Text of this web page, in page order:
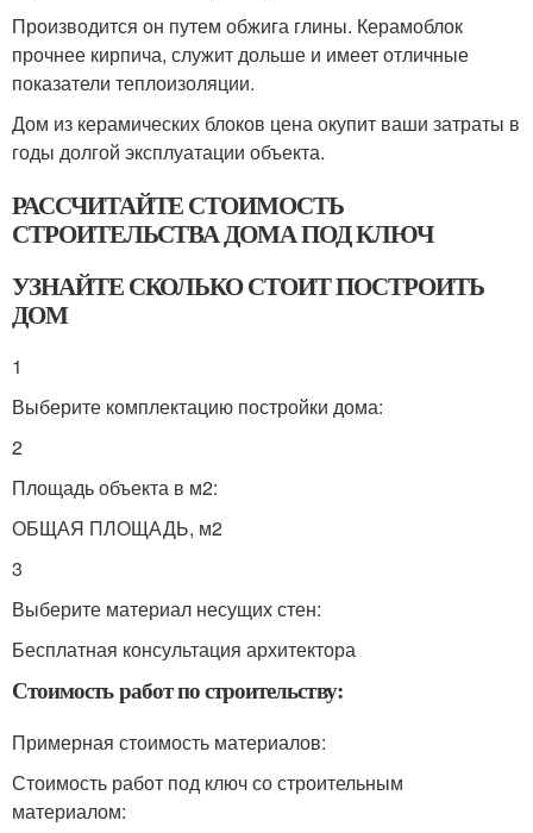
Производится он путем обжига глины. Керамоблок
прочнее кирпича, служит дольше и имеет отличные
показатели теплоизоляции.
Дом из керамических блоков цена окупит ваши затраты в
годы долгой эксплуатации объекта.
РАССЧИТАЙТЕ СТОИМОСТЬ
СТРОИТЕЛЬСТВА ДОМА ПОД КЛЮЧ
УЗНАЙТЕ СКОЛЬКО СТОИТ ПОСТРОИТЬ
ДОМ
1
Выберите комплектацию постройки дома:
2
Площадь объекта в м2:
ОБЩАЯ ПЛОЩАДЬ, м2
3
Выберите материал несущих стен:
Бесплатная консультация архитектора
Стоимость работ по строительству:
Примерная стоимость материалов:
Стоимость работ под ключ со строительным
материалом: